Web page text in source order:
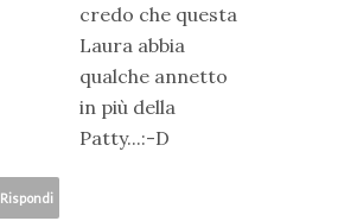
credo che questa
Laura abbia
qualche annetto
in più della
Patty...:-D
Rispondi